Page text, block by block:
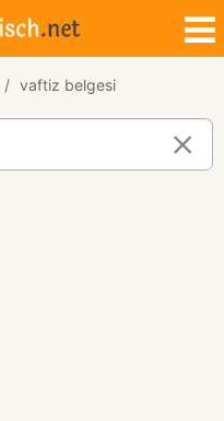
vaftiz belgesi